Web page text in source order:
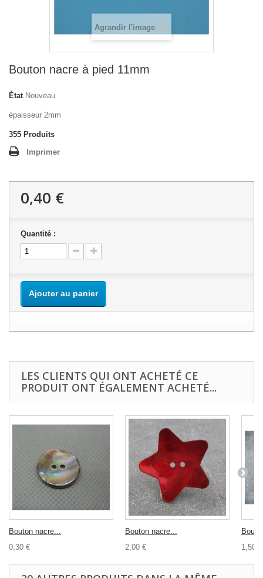
Agrandir l'image
Bouton nacre à pied 11mm
État Nouveau
épaisseur 2mm
355 Produits
Imprimer
0,40 €
Quantité :
Ajouter au panier
LES CLIENTS QUI ONT ACHETÉ CE
PRODUIT ONT ÉGALEMENT ACHETÉ...
Bouton nacre...
0,30 €
Bouton nacre...
2,00 €
1,50 €